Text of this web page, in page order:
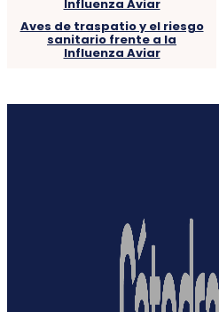
Aves de traspatio y el riesgo
sanitario frente a la
Influenza Aviar